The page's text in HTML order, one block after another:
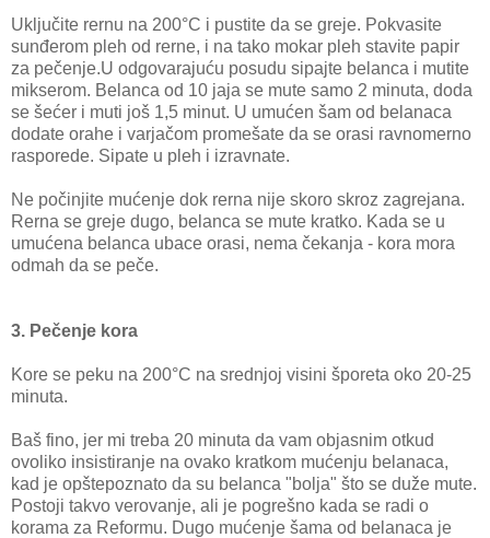
Uključite rernu na 200°C i pustite da se greje. Pokvasite
sunđerom pleh od rerne, i na tako mokar pleh stavite papir
za pečenje.U odgovarajuću posudu sipajte belanca i mutite
mikserom. Belanca od 10 jaja se mute samo 2 minuta, doda
se šećer i muti još 1,5 minut. U umućen šam od belanaca
dodate orahe i varjačom promešate da se orasi ravnomerno
rasporede. Sipate u pleh i izravnate.
Ne počinjite mućenje dok rerna nije skoro skroz zagrejana.
Rerna se greje dugo, belanca se mute kratko. Kada se u
umućena belanca ubace orasi, nema čekanja - kora mora
odmah da se peče.
3. Pečenje kora
Kore se peku na 200°C na srednjoj visini šporeta oko 20-25
minuta.
Baš fino, jer mi treba 20 minuta da vam objasnim otkud
ovoliko insistiranje na ovako kratkom mućenju belanaca,
kad je opštepoznato da su belanca "bolja" što se duže mute.
Postoji takvo verovanje, ali je pogrešno kada se radi o
korama za Reformu. Dugo mućenje šama od belanaca je